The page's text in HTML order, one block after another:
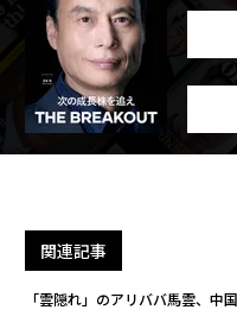
関連記事
「雲隠れ」のアリババ馬雲、